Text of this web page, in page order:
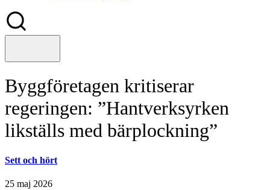
Byggföretagen kritiserar
regeringen: ”Hantverksyrken
likställs med bärplockning”
Sett och hört
25 maj 2026